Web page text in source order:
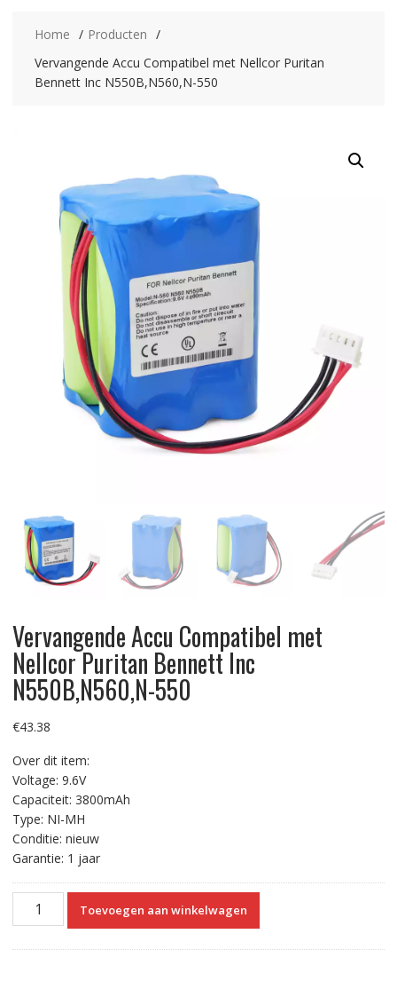
Home
Producten
Vervangende Accu Compatibel met Nellcor Puritan
Bennett Inc N550B,N560,N-550
Vervangende Accu Compatibel met
Nellcor Puritan Bennett Inc
N550B,N560,N-550
€43.38
Over dit item:
Voltage: 9.6V
Capaciteit: 3800mAh
Type: NI-MH
Conditie: nieuw
Garantie: 1 jaar
Vervangende
Accu
Toevoegen aan winkelwagen